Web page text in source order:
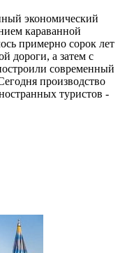
экономический
караванной
примерно сорок лет
дороги, а затем с
современный
производство
туристов -